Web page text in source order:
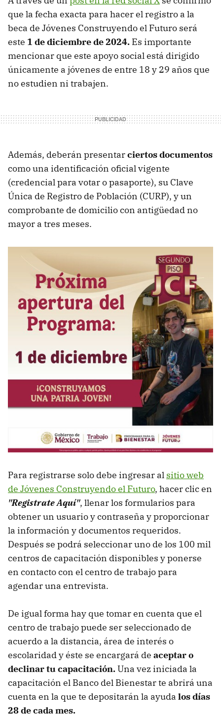
que la fecha exacta para hacer el registro a la
beca de Jóvenes Construyendo el Futuro será
este 1 de diciembre de 2024. Es importante
mencionar que este apoyo social está dirigido
únicamente a jóvenes de entre 18 y 29 años que
no estudien ni trabajen.
Además, deberán presentarciertos documentos
como una identificación oficial vigente
(credencial para votar o pasaporte), su Clave
Única de Registro de Población (CURP), y un
comprobante de domicilio con antigüedad no
mayor a tres meses.
Para registrarse solo debe ingresar al sitio web
de Jóvenes Construyendo el Futuro, hacer clic en
"Registrate Aquí", llenar los formularios para
obtener un usuario y contraseña y proporcionar
la información y documentos requeridos.
Después se podrá seleccionar uno de los 100 mil
centros de capacitación disponibles y ponerse
en contacto con el centro de trabajo para
agendar una entrevista.
De igual forma hay que tomar en cuenta que el
centro de trabajo puede ser seleccionado de
acuerdo a la distancia, área de interés o
escolaridad y éste se encargará de aceptar o
declinar tu capacitación.Una vez iniciada la
capacitación el Banco del Bienestar te abrirá una
cuenta en la que te depositarán la ayuda los días
28 de cada mes.